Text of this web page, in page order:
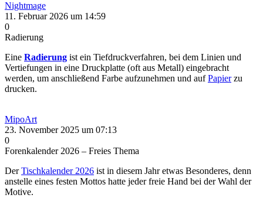
Nightmage
11. Februar 2026 um 14:59
0
Radierung
Eine Radierung ist ein Tiefdruckverfahren, bei dem Linien und
Vertiefungen in eine Druckplatte (oft aus Metall) eingebracht
werden, um anschließend Farbe aufzunehmen und aufPapierzu
drucken.
MipoArt
23. November 2025 um 07:13
0
Forenkalender 2026 – Freies Thema
DerTischkalender 2026 ist in diesem Jahr etwas Besonderes, denn
anstelle eines festen Mottos hatte jeder freie Hand bei der Wahl der
Motive.